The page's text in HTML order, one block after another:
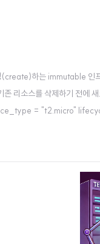
하는 immutable 인
소스를 삭제하기 전에 새
= "t2.micro"